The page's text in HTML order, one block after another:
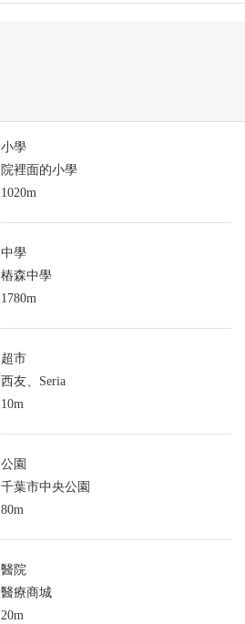
小學
院裡面的小學
1020m
中學
樁森中學
1780m
超市
西友、Seria
10m
公園
千葉市中央公園
80m
醫院
醫療商城
20m